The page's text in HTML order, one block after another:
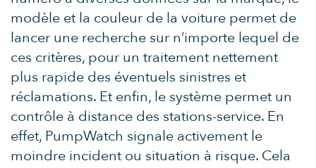
modèle et la couleur de la voiture permet de
lancer une recherche sur n’importe lequel de
ces critères, pour un traitement nettement
plus rapide des éventuels sinistres et
réclamations. Et enfin, le système permet un
contrôle à distance des stations-service. En
effet, PumpWatch signale activement le
moindre incident ou situation à risque. Cela